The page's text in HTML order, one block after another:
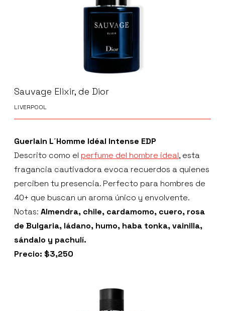
Sauvage Elixir, de Dior
LIVERPOOL
Guerlain L´Homme Idéal Intense EDP
Descrito como el perfume del hombre ideal, esta
fragancia cautivadora evoca recuerdos a quienes
perciben tu presencia. Perfecto para hombres de
40+ que buscan un aroma único y envolvente.
Notas: Almendra, chile, cardamomo, cuero, rosa
de Bulgaria, ládano, humo, haba tonka, vainilla,
sándalo y pachulí.
Precio: $3,250